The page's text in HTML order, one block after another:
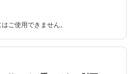
ご使用できません。